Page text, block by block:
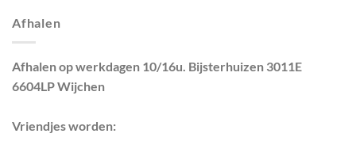
Afhalen
Afhalen op werkdagen 10/16u. Bijsterhuizen 3011E
6604LP Wijchen
Vriendjes worden: